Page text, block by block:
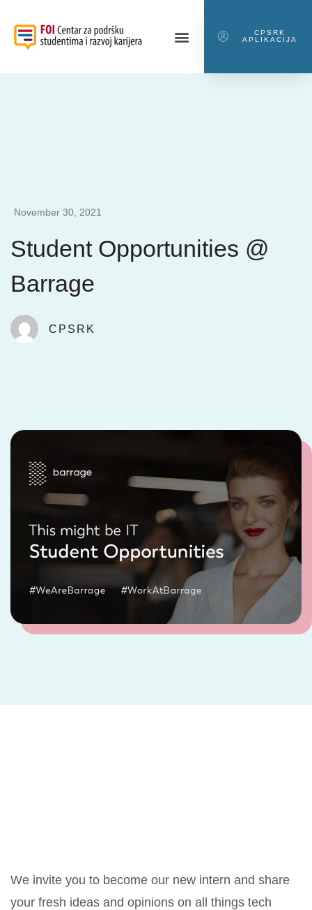
CPSRK
APLIKACIJA
November 30, 2021
Student Opportunities @
Barrage
CPSRK
We invite you to become our new intern and share
your fresh ideas and opinions on all things tech